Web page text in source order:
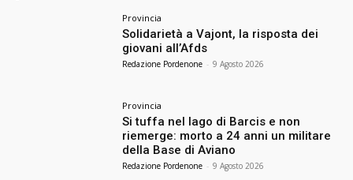
Provincia
Solidarietà a Vajont, la risposta dei
giovani all’Afds
Redazione Pordenone - 9 Agosto 2026
Provincia
Si tuffa nel lago di Barcis e non
riemerge: morto a 24 anni un militare
della Base di Aviano
Redazione Pordenone - 9 Agosto 2026